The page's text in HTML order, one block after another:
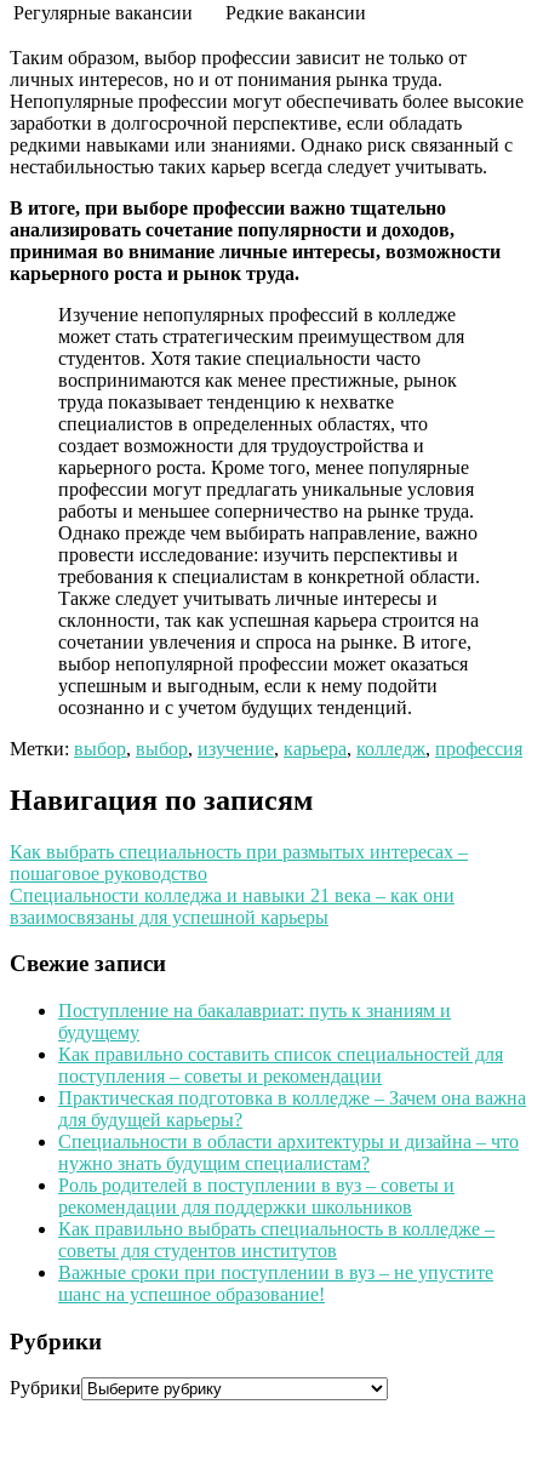
Регулярные вакансии
Редкие вакансии
Таким образом, выбор профессии зависит не только от
личных интересов, но и от понимания рынка труда.
Непопулярные профессии могут обеспечивать более высокие
заработки в долгосрочной перспективе, если обладать
редкими навыками или знаниями. Однако риск связанный с
нестабильностью таких карьер всегда следует учитывать.
В итоге, при выборе профессии важно тщательно
анализировать сочетание популярности и доходов,
принимая во внимание личные интересы, возможности
карьерного роста и рынок труда.
Изучение непопулярных профессий в колледже
может стать стратегическим преимуществом для
студентов. Хотя такие специальности часто
воспринимаются как менее престижные, рынок
труда показывает тенденцию к нехватке
специалистов в определенных областях, что
создает возможности для трудоустройства и
карьерного роста. Кроме того, менее популярные
профессии могут предлагать уникальные условия
работы и меньшее соперничество на рынке труда.
Однако прежде чем выбирать направление, важно
провести исследование: изучить перспективы и
требования к специалистам в конкретной области.
Также следует учитывать личные интересы и
склонности, так как успешная карьера строится на
сочетании увлечения и спроса на рынке. В итоге,
выбор непопулярной профессии может оказаться
успешным и выгодным, если к нему подойти
осознанно и с учетом будущих тенденций.
Метки: выбор, выбор, изучение, карьера, колледж, профессия
Навигация по записям
Как выбрать специальность при размытых интересах –
пошаговое руководство
Специальности колледжа и навыки 21 века – как они
взаимосвязаны для успешной карьеры
Свежие записи
Поступление на бакалавриат: путь к знаниям и
будущему
Как правильно составить список специальностей для
поступления – советы и рекомендации
Практическая подготовка в колледже – Зачем она важна
для будущей карьеры?
Специальности в области архитектуры и дизайна – что
нужно знать будущим специалистам?
Роль родителей в поступлении в вуз – советы и
рекомендации для поддержки школьников
Как правильно выбрать специальность в колледже –
советы для студентов институтов
Важные сроки при поступлении в вуз – не упустите
шанс на успешное образование!
Рубрики
Рубрики